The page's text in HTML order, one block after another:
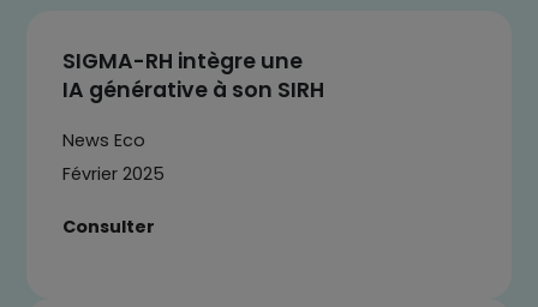
SIGMA-RH intègre une
IA générative à son SIRH
News Eco
Février 2025
Consulter